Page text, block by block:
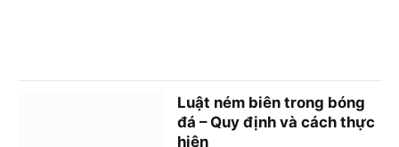
Luật ném biên trong bóng
đá – Quy định và cách thực
hiện